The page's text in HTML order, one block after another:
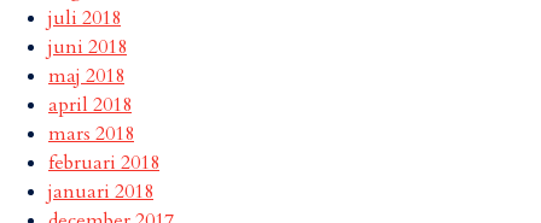
juli 2018
juni 2018
maj 2018
april 2018
mars 2018
februari 2018
januari 2018